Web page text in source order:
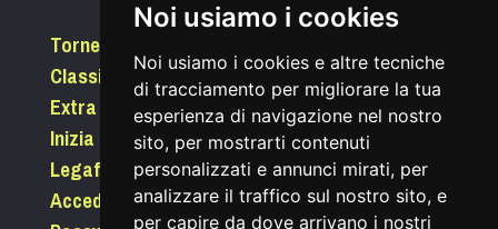
Noi usiamo i cookies
Noi usiamo i cookies e altre tecniche
di tracciamento per migliorare la tua
esperienza di navigazione nel nostro
sito, per mostrarti contenuti
personalizzati e annunci mirati, per
analizzare il traffico sul nostro sito, e
per capire da dove arrivano i nostri
Tornei
Classifiche
Extra
Inizia a giocare
Legafootgolf.it
Accedi